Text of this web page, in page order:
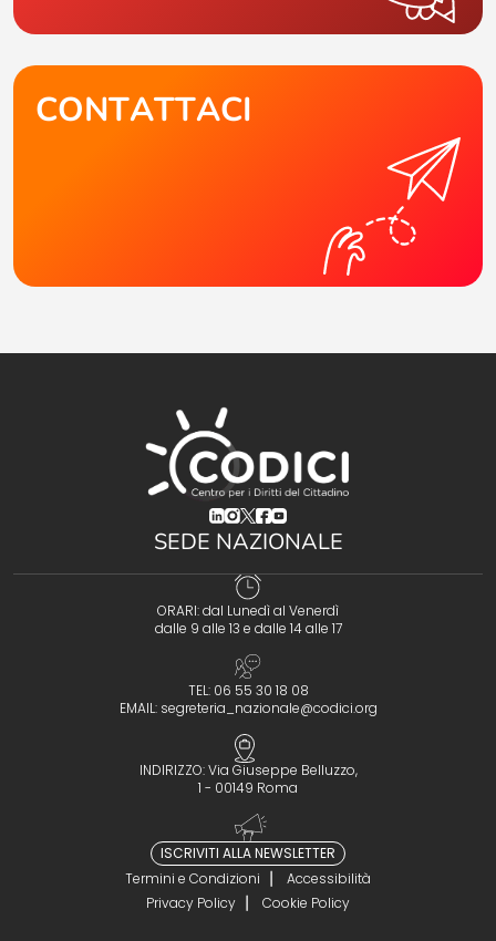
CONTATTACI
(opens in a new tab)
(opens in a new tab)
(opens in a new tab)
(opens in a new tab)
(opens in a new tab)
SEDE NAZIONALE
ORARI: dal Lunedì al Venerdì
dalle 9 alle 13 e dalle 14 alle 17
TEL: 06 55 30 18 08
EMAIL: segreteria_nazionale@codici.org
INDIRIZZO: Via Giuseppe Belluzzo,
1 - 00149 Roma
ISCRIVITI ALLA NEWSLETTER
Termini e Condizioni
Accessibilità
Privacy Policy
Cookie Policy